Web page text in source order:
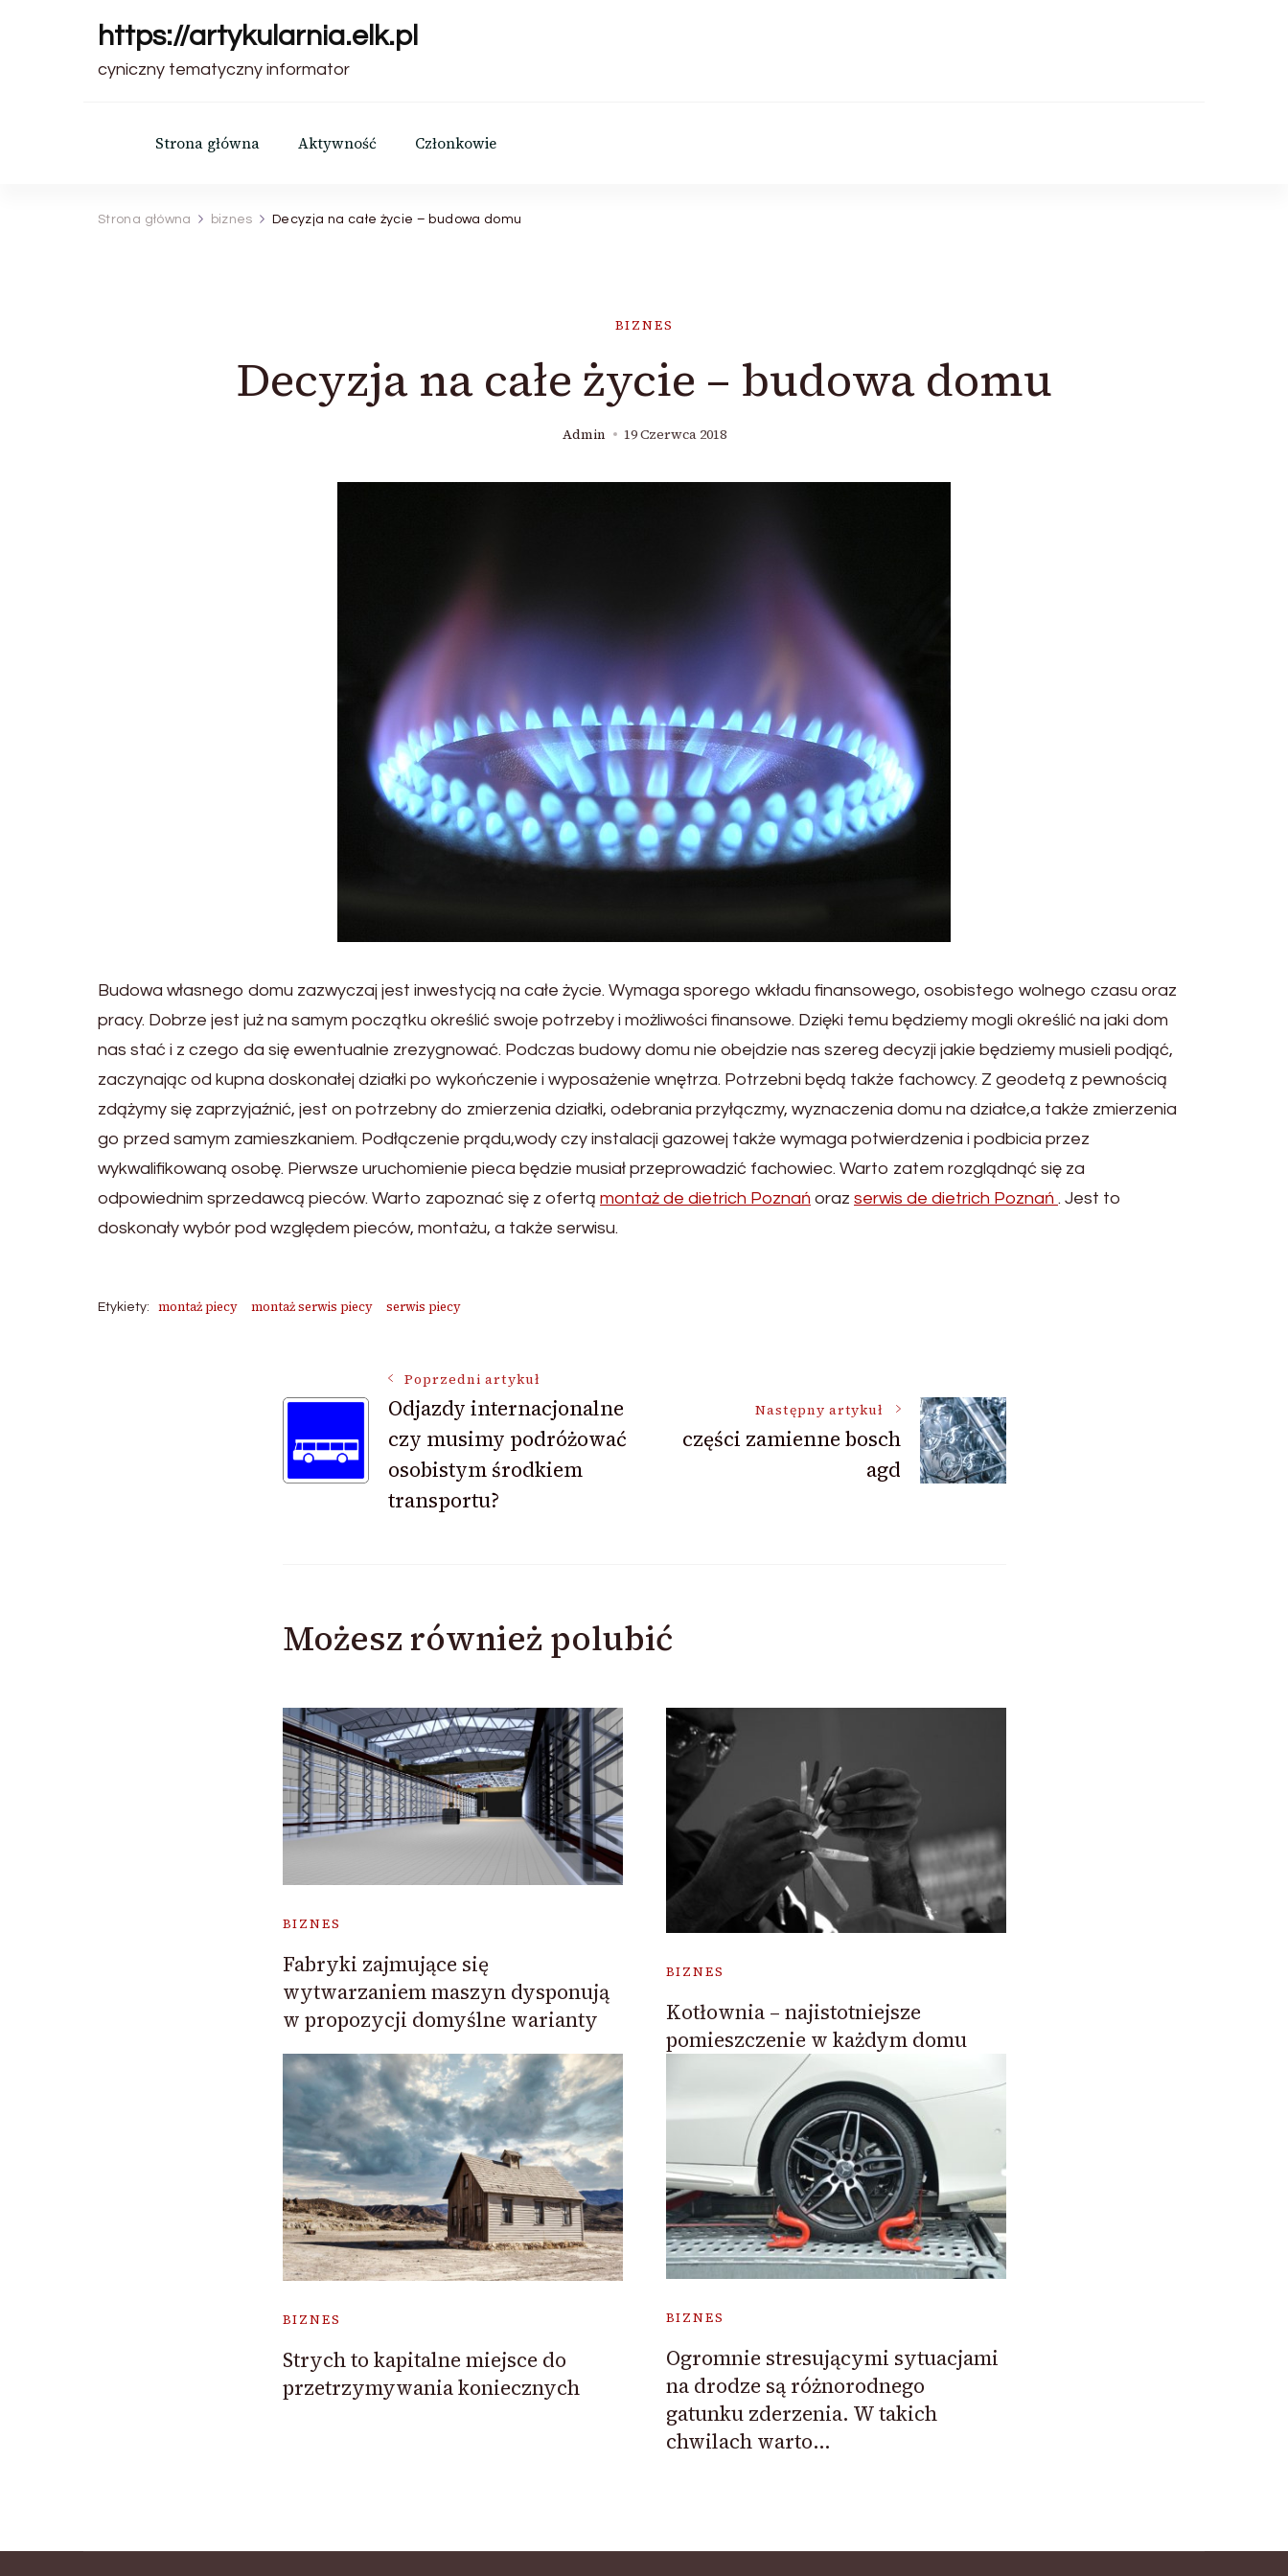
https://artykularnia.elk.pl
cyniczny tematyczny informator
Strona główna Aktywność Członkowie
Strona główna biznes Decyzja na całe życie – budowa domu
BIZNES
Decyzja na całe życie – budowa domu
Admin 19 Czerwca 2018
Budowa własnego domu zazwyczaj jest inwestycją na całe życie. Wymaga sporego wkładu finansowego, osobistego wolnego czasu oraz
pracy. Dobrze jest już na samym początku określić swoje potrzeby i możliwości finansowe. Dzięki temu będziemy mogli określić na jaki dom
nas stać i z czego da się ewentualnie zrezygnować. Podczas budowy domu nie obejdzie nas szereg decyzji jakie będziemy musieli podjąć,
zaczynając od kupna doskonałej działki po wykończenie i wyposażenie wnętrza. Potrzebni będą także fachowcy. Z geodetą z pewnością
zdążymy się zaprzyjaźnić, jest on potrzebny do zmierzenia działki, odebrania przyłączmy, wyznaczenia domu na działce,a także zmierzenia
go przed samym zamieszkaniem. Podłączenie prądu,wody czy instalacji gazowej także wymaga potwierdzenia i podbicia przez
wykwalifikowaną osobę. Pierwsze uruchomienie pieca będzie musiał przeprowadzić fachowiec. Warto zatem rozglądnąć się za
odpowiednim sprzedawcą pieców. Warto zapoznać się z ofertą montaż de dietrich Poznań oraz serwis de dietrich Poznań . Jest to
doskonały wybór pod względem pieców, montażu, a także serwisu.
Etykiety: montaż piecy montaż serwis piecy serwis piecy
Nawigacja
wpisu
Poprzedni artykuł
Odjazdy internacjonalne
czy musimy podróżować
osobistym środkiem
transportu?
Następny artykuł
części zamienne bosch
agd
Możesz również polubić
BIZNES
Fabryki zajmujące się
wytwarzaniem maszyn dysponują
w propozycji domyślne warianty
BIZNES
Kotłownia – najistotniejsze
pomieszczenie w każdym domu
BIZNES
Strych to kapitalne miejsce do
przetrzymywania koniecznych
BIZNES
Ogromnie stresującymi sytuacjami
na drodze są różnorodnego
gatunku zderzenia. W takich
chwilach warto…